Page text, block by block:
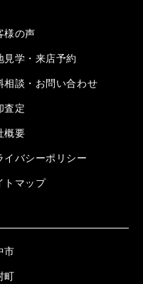
様の声
見学・来店予約
相談・お問い合わせ
査定
概要
イバシーポリシー
トマップ
市
町